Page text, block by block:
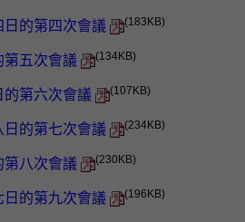
日的第四次會議 (183KB)
第五次會議 (134KB)
的第六次會議 (107KB)
日的第七次會議 (234KB)
第八次會議 (230KB)
日的第九次會議 (196KB)